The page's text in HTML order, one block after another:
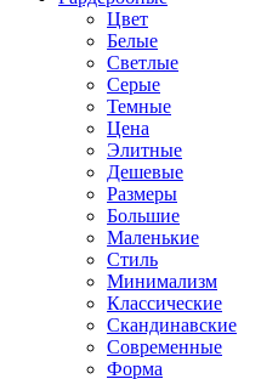
Цвет
Белые
Светлые
Серые
Темные
Цена
Элитные
Дешевые
Размеры
Большие
Маленькие
Стиль
Минимализм
Классические
Скандинавские
Современные
Форма